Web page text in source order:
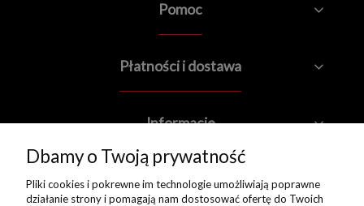
Pomoc
Płatności i dostawa
Informacje
Kontakt
Dbamy o Twoją prywatność
Pliki cookies i pokrewne im technologie umożliwiają poprawne
działanie strony i pomagają nam dostosować ofertę do Twoich